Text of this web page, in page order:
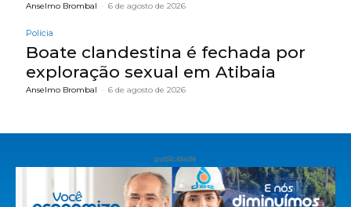
Anselmo Brombal - 6 de agosto de 2026
Polícia
Boate clandestina é fechada por
exploração sexual em Atibaia
Anselmo Brombal - 6 de agosto de 2026
publicidade